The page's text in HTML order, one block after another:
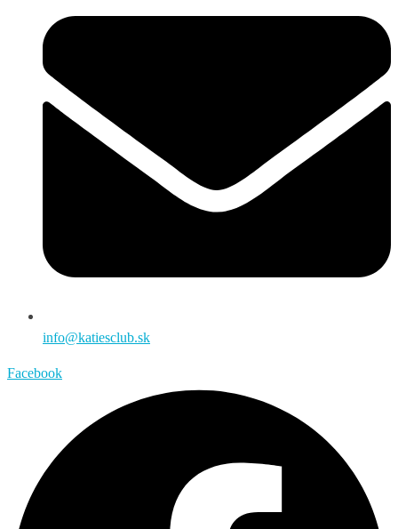
info@katiesclub.sk
Facebook